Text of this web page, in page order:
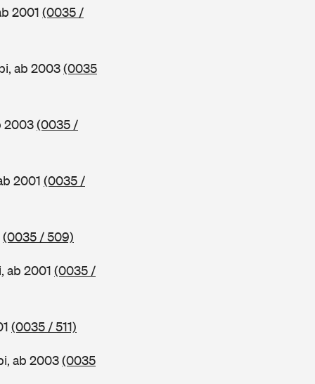
2001 (0035 /
ab 2003(0035
2003(0035 /
2001 (0035 /
(0035 / 509)
ab 2001 (0035 /
(0035 / 511)
ab 2003(0035